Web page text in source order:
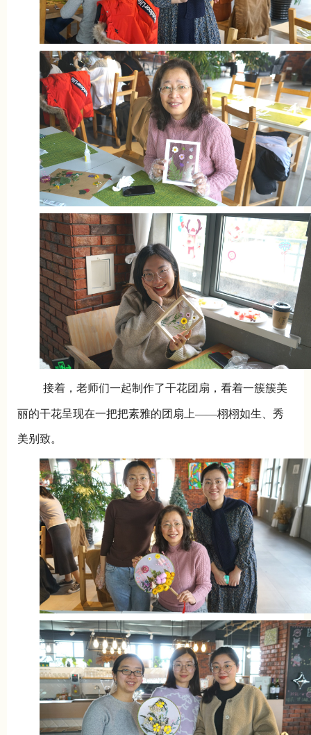
接着，老师们一起制作了干花团扇，看着一簇簇美
丽的干花呈现在一把把素雅的团扇上——栩栩如生、秀
美别致。